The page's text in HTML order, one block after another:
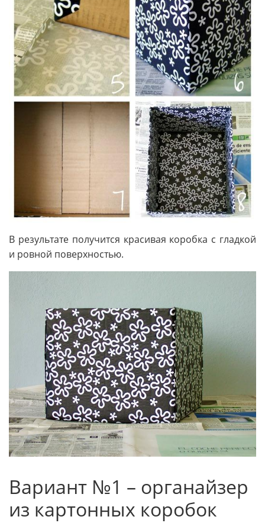
В результате получится красивая коробка с гладкой
и ровной поверхностью.
Вариант №1 – органайзер
из картонных коробок